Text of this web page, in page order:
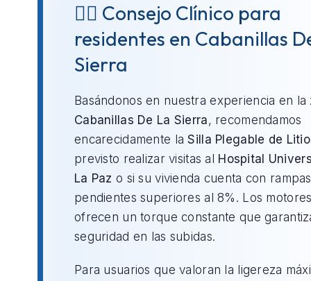
👨‍⚕️ Consejo Clínico para
residentes en Cabanillas
Sierra
Basándonos en nuestra experiencia en la
Cabanillas De La Sierra, recomendamos
encarecidamente laSilla Plegable de Litio
previsto realizar visitas al Hospital
La Paz o si su vivienda cuenta con
pendientes superiores al 8%. Los
ofrecen un torque constante que
seguridad en las subidas.
Para usuarios que valoran la ligereza